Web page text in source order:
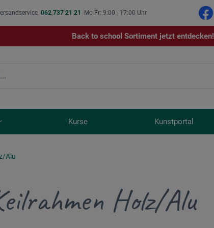
062 737 21 21 Mo-Fr: 9:00 - 17:00 Uhr
Back to school Sortiment jetzt entdecken!
Kurse Kunstportal
Alu
Holz/Alu